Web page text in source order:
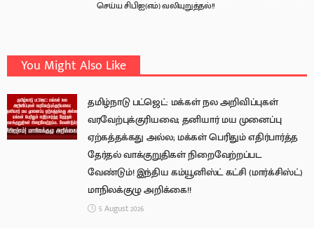
செய்ய சிபிஐ(எம்) வலியுறுத்தல்!!
You Might Also Like
தமிழ்நாடு பட்ஜெட்: மக்கள் நல அறிவிப்புகள்
வரவேற்புக்குரியவை; தனியார் மய முனைப்பு
ஏற்கத்தக்கது அல்ல; மக்கள் பெரிதும் எதிர்பார்த்த
தேர்தல் வாக்குறுதிகள் நிறைவேற்றப்பட
வேண்டும்! இந்திய கம்யூனிஸ்ட் கட்சி (மார்க்சிஸ்ட்)
மாநிலக்குழு அறிக்கை!!
5 August 2026